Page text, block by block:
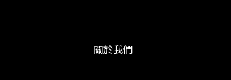
關於我們